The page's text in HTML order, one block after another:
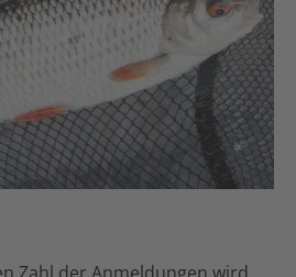
Zahl der Anmeldungen wird